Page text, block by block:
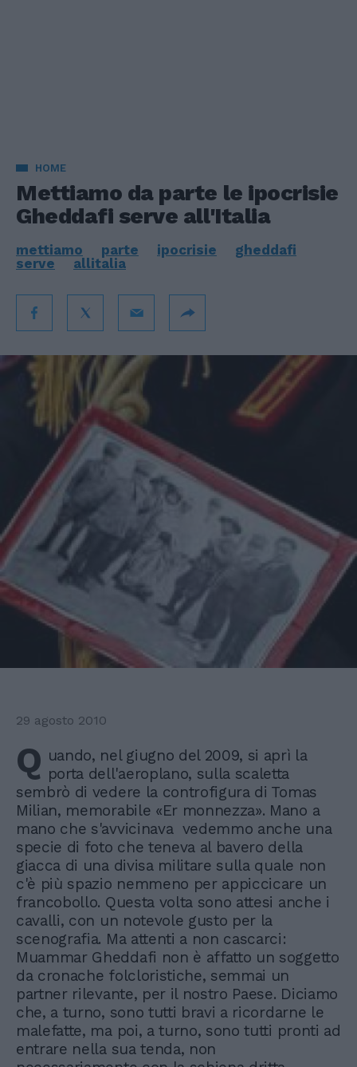
HOME
Mettiamo da parte le ipocrisie
Gheddafi serve all'Italia
mettiamo parte ipocrisie
gheddafi
serve
allitalia
29 agosto 2010
Q uando, nel giugno del 2009, si aprì la
porta dell'aeroplano, sulla scaletta
sembrò di vedere la controfigura di Tomas
Milian, memorabile «Er monnezza». Mano a
mano che s'avvicinava vedemmo anche una
specie di foto che teneva al bavero della
giacca di una divisa militare sulla quale non
c'è più spazio nemmeno per appiccicare un
francobollo. Questa volta sono attesi anche i
cavalli, con un notevole gusto per la
scenografia. Ma attenti a non cascarci:
Muammar Gheddafi non è affatto un soggetto
da cronache folcloristiche, semmai un
partner rilevante, per il nostro Paese. Diciamo
che, a turno, sono tutti bravi a ricordarne le
malefatte, ma poi, a turno, sono tutti pronti ad
entrare nella sua tenda, non